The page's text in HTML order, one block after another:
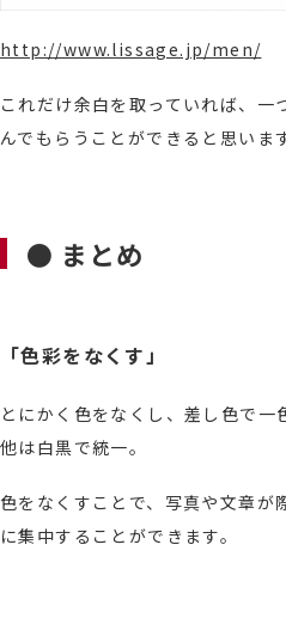
http://www.lissage.jp/men/
これだけ余白を取っていれば、一
んでもらうことができると思います
● まとめ
「色彩をなくす」
とにかく色をなくし、差し色で一
他は白黒で統一。
色をなくすことで、写真や文章が
に集中することができます。